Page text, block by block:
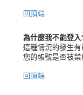
回頂端
為什麼我不能登入
這種情況的發生
您的帳號是否被
回頂端